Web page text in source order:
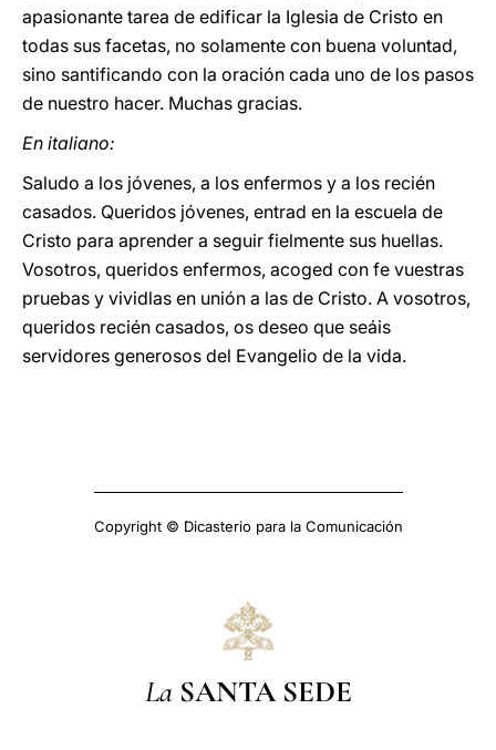
apasionante tarea de edificar la Iglesia de Cristo en
todas sus facetas, no solamente con buena voluntad,
sino santificando con la oración cada uno de los pasos
de nuestro hacer. Muchas gracias.
En italiano:
Saludo a los jóvenes, a los enfermos y a los recién
casados. Queridos jóvenes, entrad en la escuela de
Cristo para aprender a seguir fielmente sus huellas.
Vosotros, queridos enfermos, acoged con fe vuestras
pruebas y vividlas en unión a las de Cristo. A vosotros,
queridos recién casados, os deseo que seáis
servidores generosos del Evangelio de la vida.
Copyright © Dicasterio para la Comunicación
La SANTA SEDE